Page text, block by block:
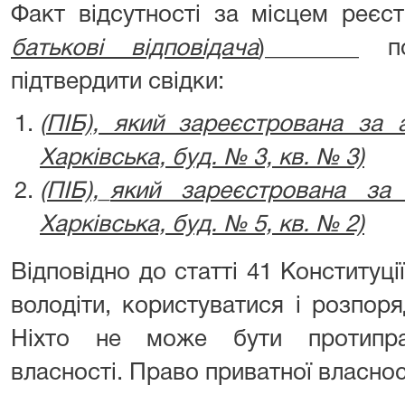
Факт відсутності за місцем
батькові відповідача)________
підтвердити свідки:
(ПІБ), який зареєстрована
Харківська, буд. № 3, кв. № 3)
(ПІБ), який зареєстрована
Харківська, буд. № 5, кв. № 2)
Відповідно до статті 41
володіти, користуватися і
Ніхто не може бути
власності. Право приватної